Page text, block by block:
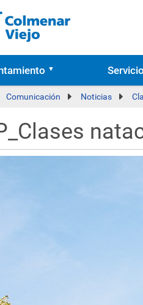
Comunicación Noticias